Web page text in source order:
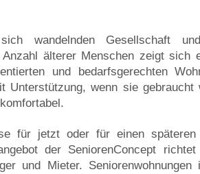
wandelnden Gesellschaft
Anzahl älterer Menschen zeigt sich
und bedarfsgerechten
Unterstützung, wenn sie
für jetzt oder für einen späteren
der SeniorenConcept
und Mieter.